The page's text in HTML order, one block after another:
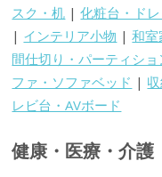
スク・机 |化粧台・ド
| インテリア小物 |和室
間仕切り・パーティショ
ファ・ソファベッド |
レビ台・AVボード
健康・医療・介護